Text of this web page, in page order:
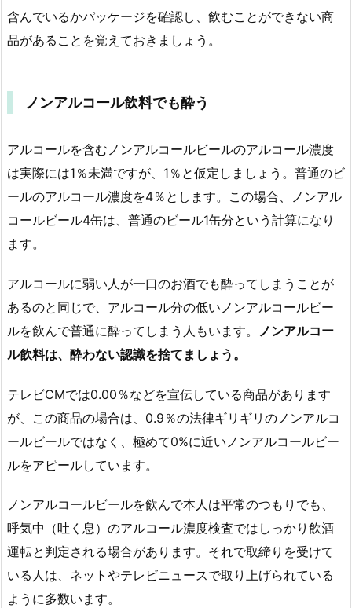
含んでいるかパッケージを確認し、飲むことができない商
品があることを覚えておきましょう。
ノンアルコール飲料でも酔う
アルコールを含むノンアルコールビールのアルコール濃度
は実際には1％未満ですが、1％と仮定しましょう。普通のビ
ールのアルコール濃度を4％とします。この場合、ノンアル
コールビール4缶は、普通のビール1缶分という計算になり
ます。
アルコールに弱い人が一口のお酒でも酔ってしまうことが
あるのと同じで、アルコール分の低いノンアルコールビー
ルを飲んで普通に酔ってしまう人もいます。
ノンアルコー
ル飲料は、酔わない認識を捨てましょう。
テレビCMでは0.00％などを宣伝している商品があります
が、この商品の場合は、0.9％の法律ギリギリのノンアルコ
ールビールではなく、極めて0%に近いノンアルコールビー
ルをアピールしています。
ノンアルコールビールを飲んで本人は平常のつもりでも、
呼気中（吐く息）のアルコール濃度検査ではしっかり飲酒
運転と判定される場合があります。それで取締りを受けて
いる人は、ネットやテレビニュースで取り上げられている
ように多数います。